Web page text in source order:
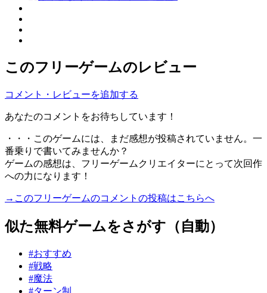
このフリーゲームのレビュー
コメント・レビューを追加する
あなたのコメントをお待ちしています！
・・・このゲームには、まだ感想が投稿されていません。一
番乗りで書いてみませんか？
ゲームの感想は、フリーゲームクリエイターにとって次回作
への力になります！
→このフリーゲームのコメントの投稿はこちらへ
似た無料ゲームをさがす（自動）
#おすすめ
#戦略
#魔法
#ターン制